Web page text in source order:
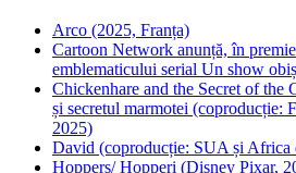
Arco (2025, Franța)
Cartoon Network anunță, în
emblematicului serial Un show
Chickenhare and the Secret of the
și secretul marmotei (coproducție:
2025)
David (coproducție: SUA și Africa
Hoppers/ Hopperi (Disney Pixar,